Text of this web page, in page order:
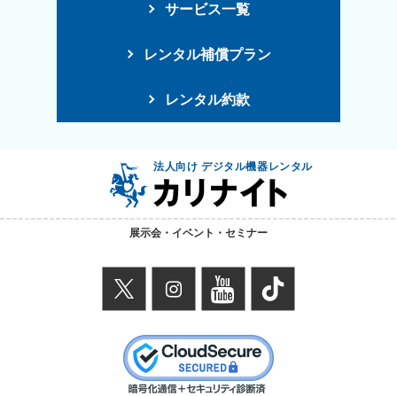
サービス一覧
レンタル補償プラン
レンタル約款
法人向け デジタル機器レンタル
展示会・イベント・セミナー